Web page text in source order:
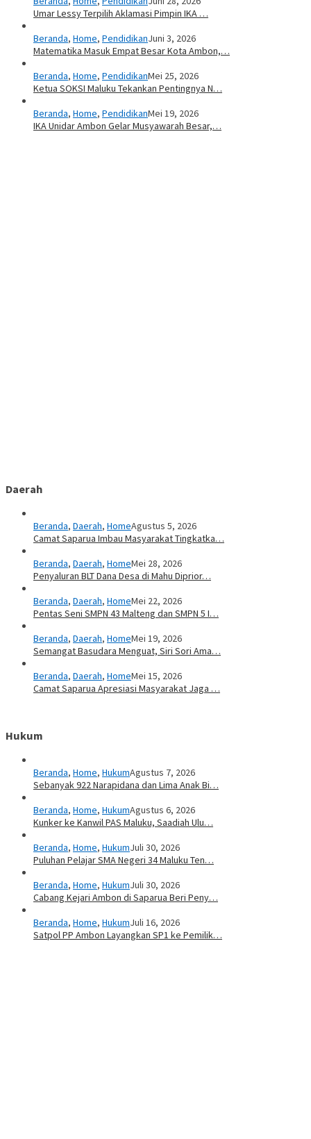
Umar Lessy Terpilih Aklamasi Pimpin IKA …
Beranda, Home, PendidikanJuni 3, 2026
Matematika Masuk Empat Besar Kota Ambon,…
Beranda, Home, PendidikanMei 25, 2026
Ketua SOKSI Maluku Tekankan Pentingnya N…
Beranda, Home, PendidikanMei 19, 2026
IKA Unidar Ambon Gelar Musyawarah Besar,…
Daerah
Beranda, Daerah, HomeAgustus 5, 2026
Camat Saparua Imbau Masyarakat Tingkatka…
Beranda, Daerah, HomeMei 28, 2026
Penyaluran BLT Dana Desa di Mahu Diprior…
Beranda, Daerah, HomeMei 22, 2026
Pentas Seni SMPN 43 Malteng dan SMPN 5 I…
Beranda, Daerah, HomeMei 19, 2026
Semangat Basudara Menguat, Siri Sori Ama…
Beranda, Daerah, HomeMei 15, 2026
Camat Saparua Apresiasi Masyarakat Jaga …
Hukum
Beranda, Home, HukumAgustus 7, 2026
Sebanyak 922 Narapidana dan Lima Anak Bi…
Beranda, Home, HukumAgustus 6, 2026
Kunker ke Kanwil PAS Maluku, Saadiah Ulu…
Beranda, Home, HukumJuli 30, 2026
Puluhan Pelajar SMA Negeri 34 Maluku Ten…
Beranda, Home, HukumJuli 30, 2026
Cabang Kejari Ambon di Saparua Beri Peny…
Beranda, Home, HukumJuli 16, 2026
Satpol PP Ambon Layangkan SP1 ke Pemilik…